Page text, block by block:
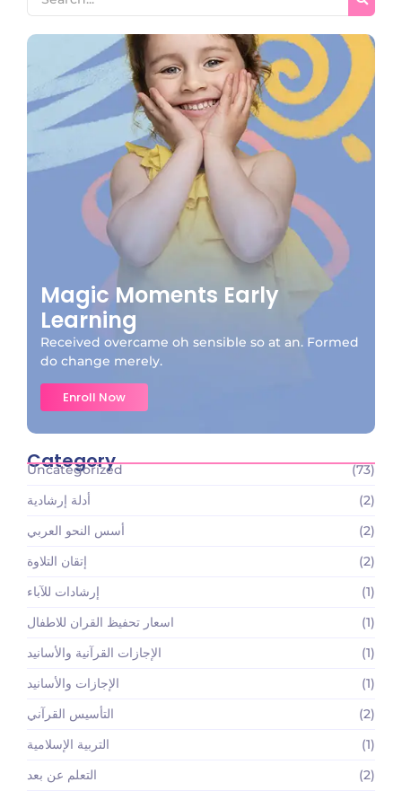
Magic Moments Early
Learning
Received overcame oh sensible so at an. Formed
do change merely.
Enroll Now
Category
Uncategorized
(73)
أدلة إرشادية
(2)
أسس النحو العربي
(2)
إتقان التلاوة
(2)
إرشادات للآباء
(1)
اسعار تحفيظ القران للاطفال
(1)
الإجازات القرآنية والأسانيد
(1)
الإجازات والأسانيد
(1)
التأسيس القرآني
(2)
التربية الإسلامية
(1)
التعلم عن بعد
(2)